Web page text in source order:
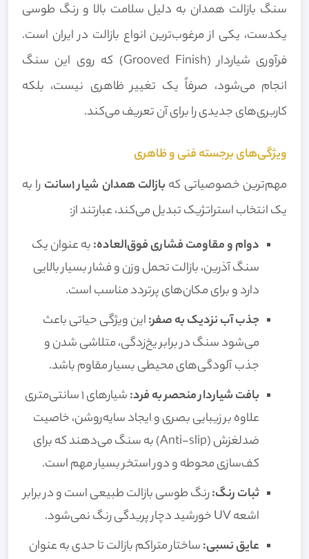
سنگ بازالت همدان به دلیل سلامت بالا و رنگ طوسی
یکدست، یکی از مرغوب‌ترین انواع بازالت در ایران است.
فرآوری شیاردار (Grooved Finish) که روی این سنگ
انجام می‌شود، صرفاً یک تغییر ظاهری نیست، بلکه
کاربری‌های جدیدی را برای آن تعریف می‌کند.
ویژگی‌های برجسته فنی و ظاهری
مهم‌ترین خصوصیاتی که بازالت همدان شیار 1سانت
را به
یک انتخاب استراتژیک تبدیل می‌کند، عبارتند از:
دوام و مقاومت فشاری فوق‌العاده:به عنوان یک
سنگ آذرین، بازالت تحمل وزن و فشار بسیار بالایی
دارد و برای مکان‌های پرتردد مناسب است.
جذب آب نزدیک به صفر:این ویژگی حیاتی باعث
می‌شود سنگ در برابر یخ‌زدگی، متلاشی شدن و
جذب آلودگی‌های محیطی بسیار مقاوم باشد.
بافت شیاردار منحصر به فرد:
شیارهای 1 سانتی‌متری
علاوه بر زیبایی بصری و ایجاد سایه‌روشن، خاصیت
ضدلغزش (Anti-slip) به سنگ می‌دهند که برای
کف‌سازی محوطه و دور استخر بسیار مهم است.
ثبات رنگ:رنگ طوسی بازالت طبیعی است و در برابر
اشعه UV خورشید دچار پریدگی رنگ نمی‌شود.
عایق نسبی:ساختار متراکم بازالت تا حدی به عنوان